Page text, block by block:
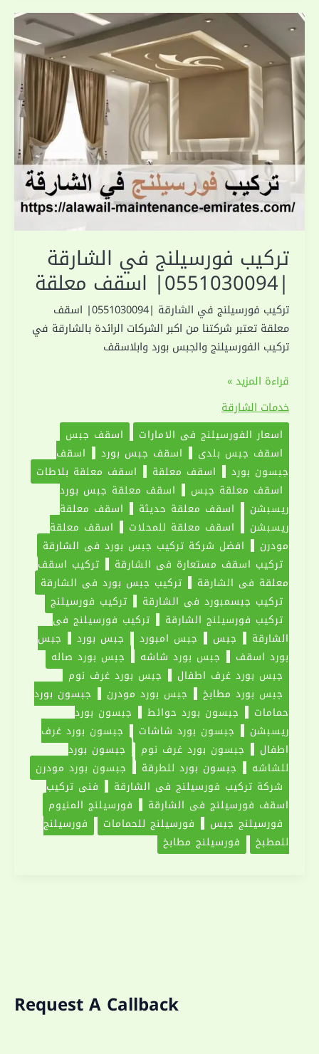
تركيب فورسيلنج في الشارقة
|0551030094| اسقف معلقة
تركيب فورسيلنج في الشارقة |0551030094| اسقف
معلقة تعتبر شركتنا من اكبر الشركات الرائدة بالشارقة في
تركيب الفورسيلنج والجبس بورد وابلاسقف
تركيب
فورسيلنج
في
الشارقة
|0551030094|
اسقف
معلقة
قراءة المزيد »
خدمات الشارقة
اسعار الفورسيلنج في الامارات
اسقف جبس
اسقف جبس بلدي
اسقف جبس بورد
اسقف
جبسون بورد
اسقف معلقة
اسقف معلقة بلاطات
اسقف معلقة جبس
اسقف معلقة جبس بورد
ريسبشن
اسقف معلقة حديثة
اسقف معلقة
ريسبشن
اسقف معلقة للمحلات
اسقف معلقة
مودرن
افضل شركة تركيب جبس بورد في الشارقة
تركيب اسقف مستعارة في الشارقة
تركيب اسقف
معلقة في الشارقة
تركيب جبس بورد في الشارقة
تركيب جبسمبورد في الشارقة
تركيب فورسيلنج
تركيب فورسيلنج الشارقة
تركيب فورسيلنج في
الشارقة
جبس جبس امبورد جبس بورد
جبس
بورد اسقف
جبس بورد شاشه
جبس بورد صاله
جبس بورد غرف اطفال
جبس بورد غرف نوم
جبس بورد مطابخ
جبس بورد مودرن
جبسون بورد
حمامات
جبسون بورد حوائط
جبسون بورد
ريسبشن
جبسون بورد شاشات
جبسون بورد غرف
اطفال
جبسون بورد غرف نوم
جبسون بورد
للشاشه
جبسون بورد للطرقة
جبسون بورد مودرن
شركة تركيب فورسيلنج في الشارقة
فني تركيب
اسقف فورسيلنج في الشارقة
فورسيلنج المنيوم
فورسيلنج جبس
فورسيلنج للحمامات
فورسيلنج
للمطبخ
فورسيلنج مطابخ
Request A Callback